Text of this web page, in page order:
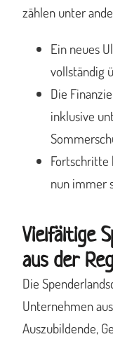
zählen unter
Ein neues
vollständig
Die
inklusive
Fortschritte
nun immer
Vielfältige
aus der
Die
Unternehmen
Auszubildende,